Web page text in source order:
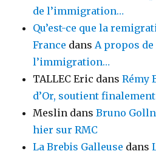
de l’immigration…
Qu’est-ce que la
France dansA propos de
l’immigration…
TALLEC Eric dansRémy
d’Or, soutient
Meslin dansBruno
hier sur RMC
La Brebis Galleuse dans